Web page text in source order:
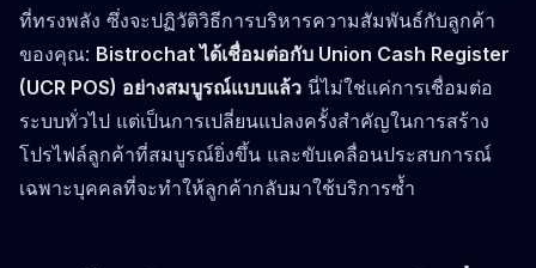
ที่ทรงพลัง ซึ่งจะปฏิวัติวิธีการบริหารความสัมพันธ์กับลูกค้า
ของคุณ: Bistrochat ได้เชื่อมต่อกับ Union Cash Register
(UCR POS) อย่างสมบูรณ์แบบแล้ว นี่ไม่ใช่แค่การเชื่อมต่อ
ระบบทั่วไป แต่เป็นการเปลี่ยนแปลงครั้งสำคัญในการสร้าง
โปรไฟล์ลูกค้าที่สมบูรณ์ยิ่งขึ้น และขับเคลื่อนประสบการณ์
เฉพาะบุคคลที่จะทำให้ลูกค้ากลับมาใช้บริการซ้ำ